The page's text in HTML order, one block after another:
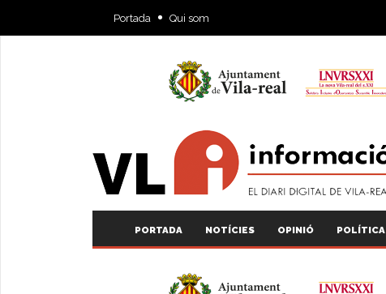
Portada Qui som
PORTADA NOTÍCIES OPINIÓ POLÍTICA